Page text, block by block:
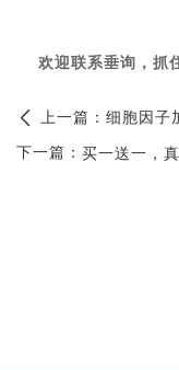
欢迎联系垂询，抓
上一篇： 细胞因子
下一篇： 买一送一，